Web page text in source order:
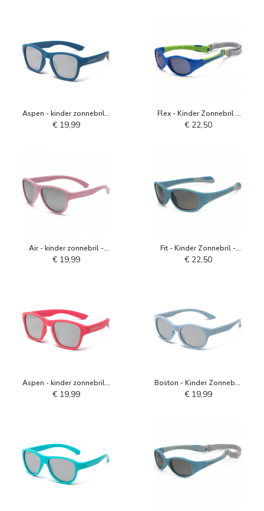
Aspen - kinder zonnebril -
Deep Water
€ 19,99
Flex - Kinder Zonnebril -
Blue Lime
€ 22,50
Air - kinder zonnebril -
Blush Roze
€ 19,99
Fit - Kinder Zonnebril -
Cendre Blue Grey
€ 22,50
Aspen - kinder zonnebril -
Camellia Rose
€ 19,99
Boston - Kinder Zonnebril
- Droomblauw
€ 19,99